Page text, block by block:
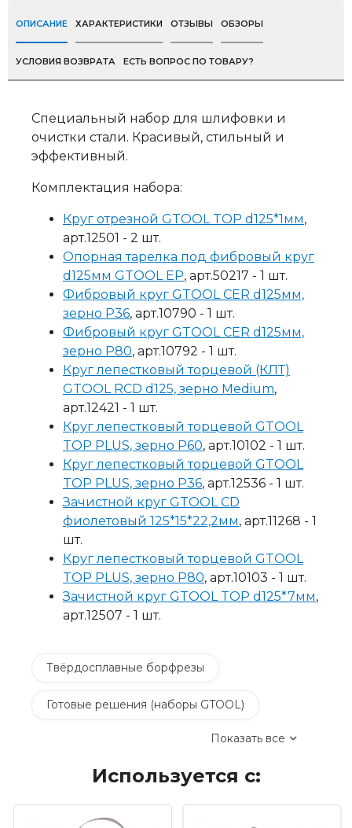
ОПИСАНИЕ ХАРАКТЕРИСТИКИ ОТЗЫВЫ ОБЗОРЫ
УСЛОВИЯ ВОЗВРАТА ЕСТЬ ВОПРОС ПО ТОВАРУ?
Специальный набор для шлифовки и
очистки стали. Красивый, стильный и
эффективный.
Комплектация набора:
Круг отрезной GTOOL TOP d125*1мм,
арт.12501 - 2 шт.
Опорная тарелка под фибровый круг
d125мм GTOOL EP, арт.50217 - 1 шт.
Фибровый круг GTOOL CER d125мм,
зерно Р36, арт.10790 - 1 шт.
Фибровый круг GTOOL CER d125мм,
зерно Р80, арт.10792 - 1 шт.
Круг лепестковый торцевой (КЛТ)
GTOOL RCD d125, зерно Medium,
арт.12421 - 1 шт.
Круг лепестковый торцевой GTOOL
TOP PLUS, зерно Р60, арт.10102 - 1 шт.
Круг лепестковый торцевой GTOOL
TOP PLUS, зерно Р36, арт.12536 - 1 шт.
Зачистной круг GTOOL CD
фиолетовый 125*15*22,2мм, арт.11268 - 1
шт.
Круг лепестковый торцевой GTOOL
TOP PLUS, зерно Р80, арт.10103 - 1 шт.
Зачистной круг GTOOL TOP d125*7мм,
арт.12507 - 1 шт.
Твёрдосплавные борфрезы
Готовые решения (наборы GTOOL)
Сверлильные станки и сверла
Электроинструмент Пневмоинструмент
Материалы для электрохимической
Показать все
Используется с: